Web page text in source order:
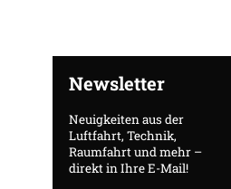
Newsletter
Neuigkeiten aus der
Luftfahrt, Technik,
Raumfahrt und mehr –
direkt in Ihre E-Mail!